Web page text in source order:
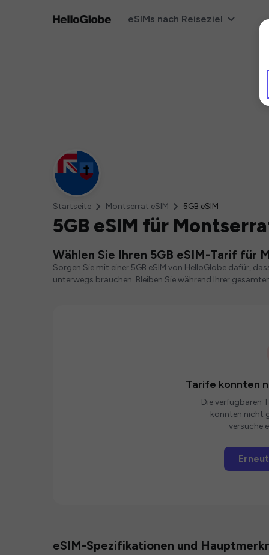
eSIMs nach Reiseziel
Startseite Montserrat eSIM 5GB eSIM
5GB eSIM für
Wählen Sie Ihren 5GB eSIM-Tarif für
Sorgen Sie mit einer 5GB eSIM von HelloGlobe dafür,
unterwegs brauchen. Bleiben Sie während Ihrer
Tarife konnten
Die verfügbaren
konnten nicht
versuche
eSIM-Spezifikationen und